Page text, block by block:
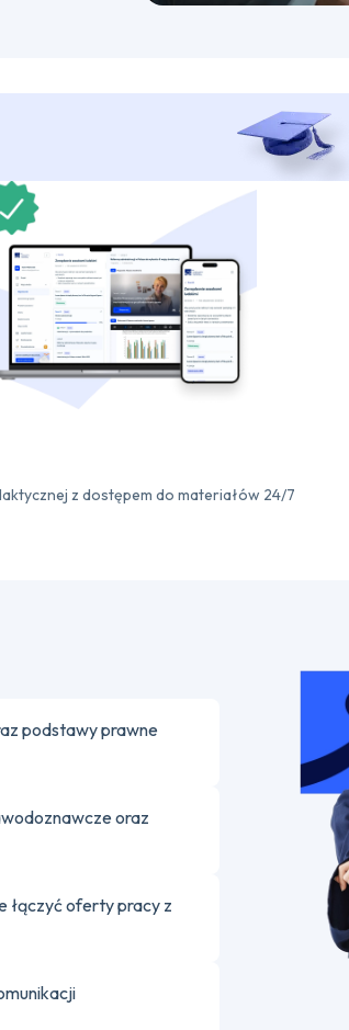
z dostępem do materiałów 24/7
podstawy prawne
oraz
łączyć oferty pracy z